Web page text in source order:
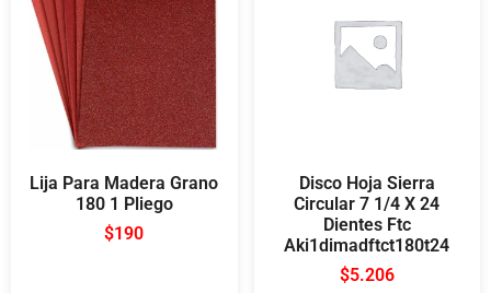
Lija Para Madera Grano
180 1 Pliego
$190
Disco Hoja Sierra
Circular 7 1/4 X 24
Dientes Ftc
Aki1dimadftct180t24
$5.206